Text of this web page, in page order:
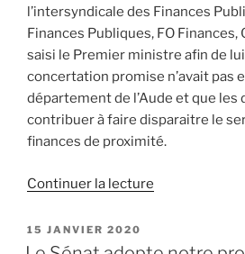
l’intersyndicale des Finances
Finances Publiques, FO Finances,
saisi le Premier ministre afin de
concertation promise n’avait pas
département de l’Aude et que
contribuer à faire disparaitre le
finances de proximité.
Continuer la lecture
tous
PUBLIÉ
LE
15 JANVIER 2020